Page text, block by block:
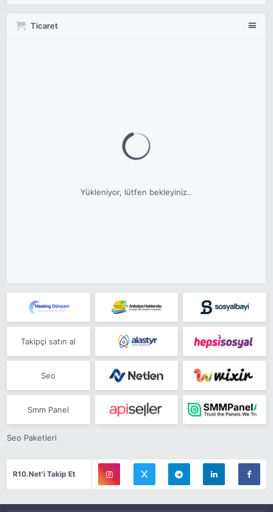
Ticaret
Yükleniyor, lütfen bekleyiniz..
Takipçi satın al
Seo
Smm Panel
Seo Paketleri
R10.Net'i Takip Et